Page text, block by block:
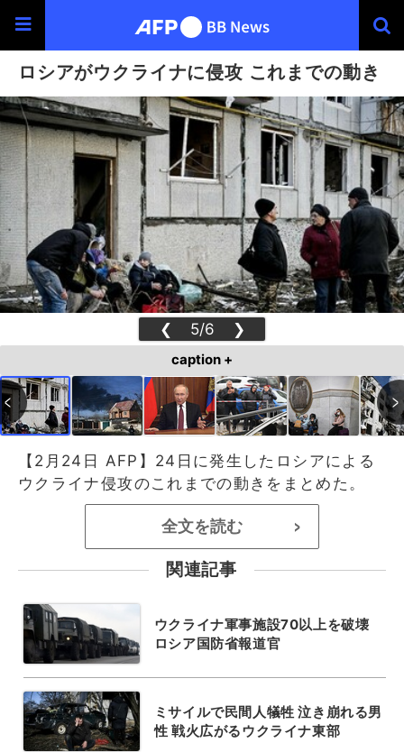
ロシアがウクライナに侵攻 これまでの動き
❮ 5/6 ❯
caption +
【2月24日 AFP】24日に発生したロシアによる
ウクライナ侵攻のこれまでの動きをまとめた。
全文を読む >
関連記事
ウクライナ軍事施設70以上を破壊
ロシア国防省報道官
ミサイルで民間人犠牲 泣き崩れる男
性 戦火広がるウクライナ東部